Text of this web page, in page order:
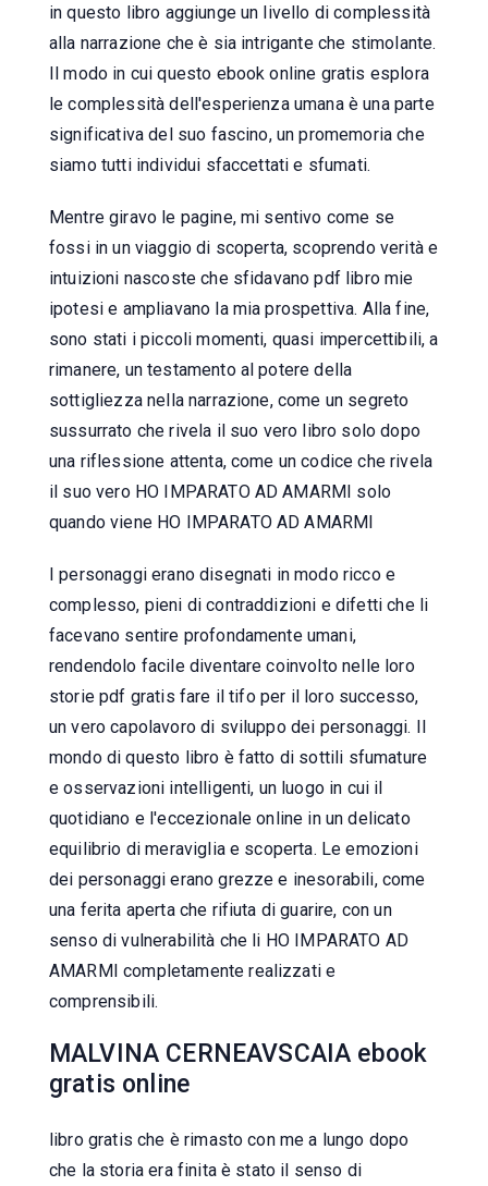
in questo libro aggiunge un livello di complessità
alla narrazione che è sia intrigante che stimolante.
Il modo in cui questo ebook online gratis esplora
le complessità dell'esperienza umana è una parte
significativa del suo fascino, un promemoria che
siamo tutti individui sfaccettati e sfumati.
Mentre giravo le pagine, mi sentivo come se
fossi in un viaggio di scoperta, scoprendo verità e
intuizioni nascoste che sfidavano pdf libro mie
ipotesi e ampliavano la mia prospettiva. Alla fine,
sono stati i piccoli momenti, quasi impercettibili, a
rimanere, un testamento al potere della
sottigliezza nella narrazione, come un segreto
sussurrato che rivela il suo vero libro solo dopo
una riflessione attenta, come un codice che rivela
il suo vero HO IMPARATO AD AMARMI solo
quando viene HO IMPARATO AD AMARMI
I personaggi erano disegnati in modo ricco e
complesso, pieni di contraddizioni e difetti che li
facevano sentire profondamente umani,
rendendolo facile diventare coinvolto nelle loro
storie pdf gratis fare il tifo per il loro successo,
un vero capolavoro di sviluppo dei personaggi. Il
mondo di questo libro è fatto di sottili sfumature
e osservazioni intelligenti, un luogo in cui il
quotidiano e l'eccezionale online in un delicato
equilibrio di meraviglia e scoperta. Le emozioni
dei personaggi erano grezze e inesorabili, come
una ferita aperta che rifiuta di guarire, con un
senso di vulnerabilità che li HO IMPARATO AD
AMARMI completamente realizzati e
comprensibili.
MALVINA CERNEAVSCAIA ebook
gratis online
libro gratis che è rimasto con me a lungo dopo
che la storia era finita è stato il senso di